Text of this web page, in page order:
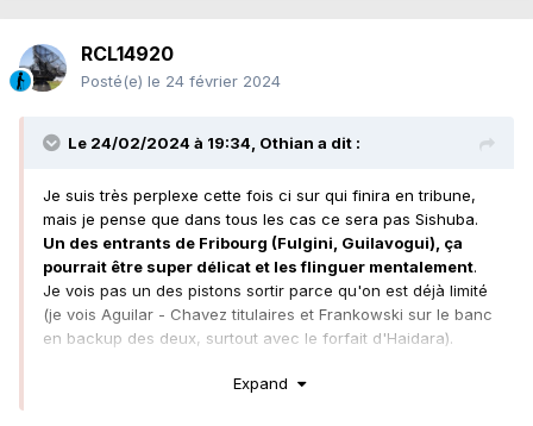
RCL14920
Posté(e) le 24 février 2024
Le 24/02/2024 à 19:34, Othian a dit :
Je suis très perplexe cette fois ci sur qui finira en tribune,
mais je pense que dans tous les cas ce sera pas Sishuba.
Un des entrants de Fribourg (Fulgini, Guilavogui), ça
pourrait être super délicat et les flinguer mentalement.
Je vois pas un des pistons sortir parce qu'on est déjà limité
(je vois Aguilar - Chavez titulaires et Frankowski sur le banc
en backup des deux, surtout avec le forfait d'Haidara).
Les défenseurs on a à peine le nécessaire donc ça finit
Expand